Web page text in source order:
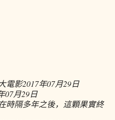
電影2017年07月29日
07月29日
時隔多年之後，這顆果實終